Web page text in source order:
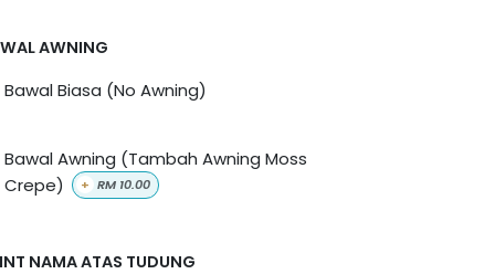
AWNING
Bawal Biasa (No Awning)
Bawal Awning (Tambah Awning Moss
Crepe)
+ RM 10.00
NAMA ATAS TUDUNG